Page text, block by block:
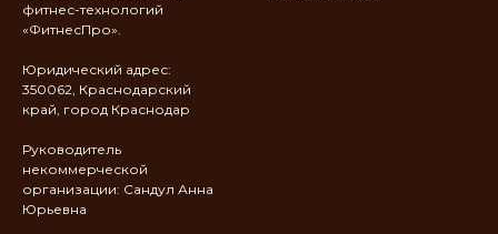
фитнес-технологий
«ФитнесПро».
Юридический адрес:
350062, Краснодарский
край, город Краснодар
Руководитель
некоммерческой
организации: Сандул Анна
Юрьевна